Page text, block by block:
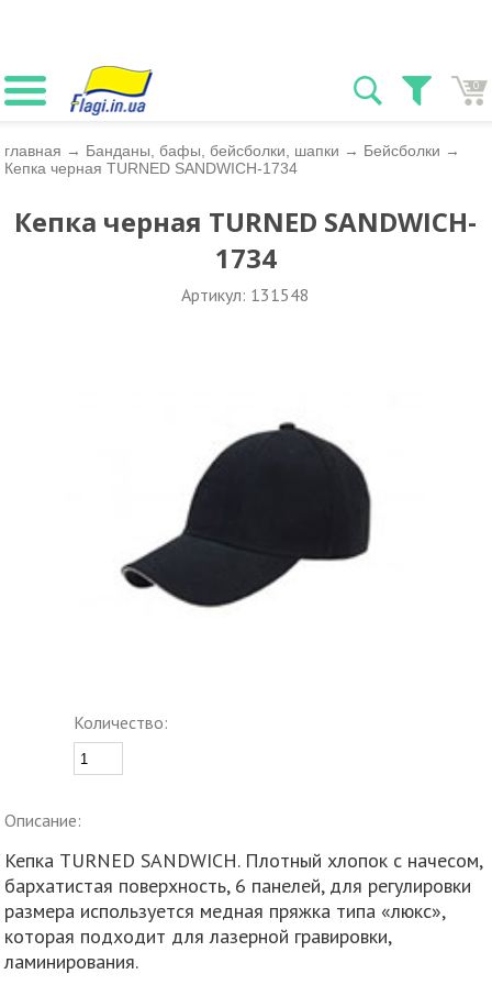
0
главная → Банданы, бафы, бейсболки, шапки → Бейсболки →
Кепка черная TURNED SANDWICH-1734
Кепка черная TURNED SANDWICH-
1734
Артикул: 131548
Количество:
Описание:
Кепка TURNED SANDWICH. Плотный хлопок с начесом,
бархатистая поверхность, 6 панелей, для регулировки
размера используется медная пряжка типа «люкс»,
которая подходит для лазерной гравировки,
ламинирования.